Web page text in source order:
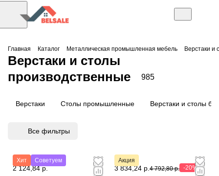
Главная Каталог Металлическая промышленная мебель Верстаки и
Верстаки и столы
производственные
985
Верстаки Столы промышленные Верстаки и столы
Все фильтры
Хит Советуем
2 124,84 р.
Акция
3 834,24 р. 4 792,80 р. -20%